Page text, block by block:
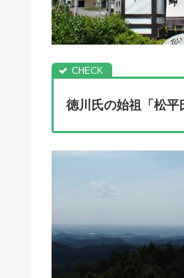
徳川氏の始祖「松